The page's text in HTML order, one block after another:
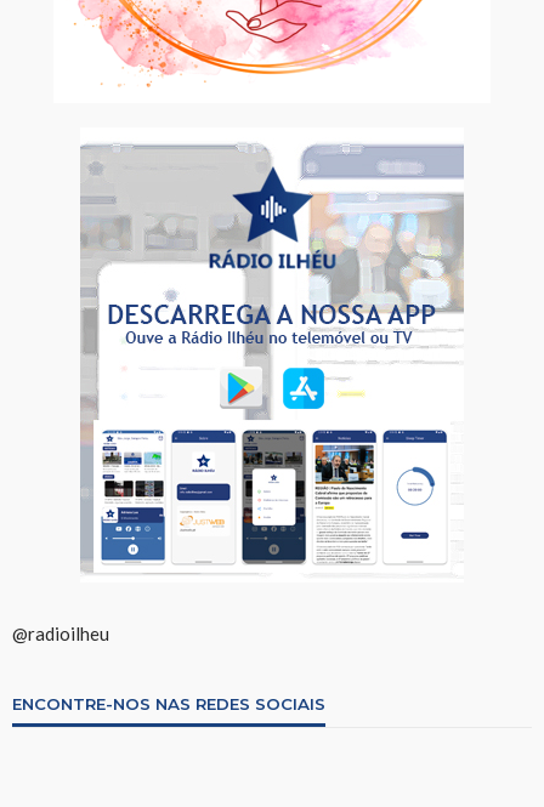
@radioilheu
ENCONTRE-NOS NAS REDES SOCIAIS